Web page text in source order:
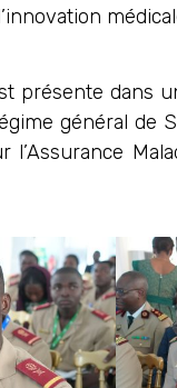
présente dans
général de